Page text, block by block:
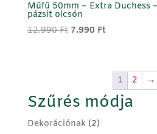
Műfű 50mm – Extra Duchess
pázsit olcsón
12.990Ft Original
12.990 Ft.
7.990 FtCurrent
7.990 Ft.
1 2 →
Szűrés módja
Dekorációnak (2)